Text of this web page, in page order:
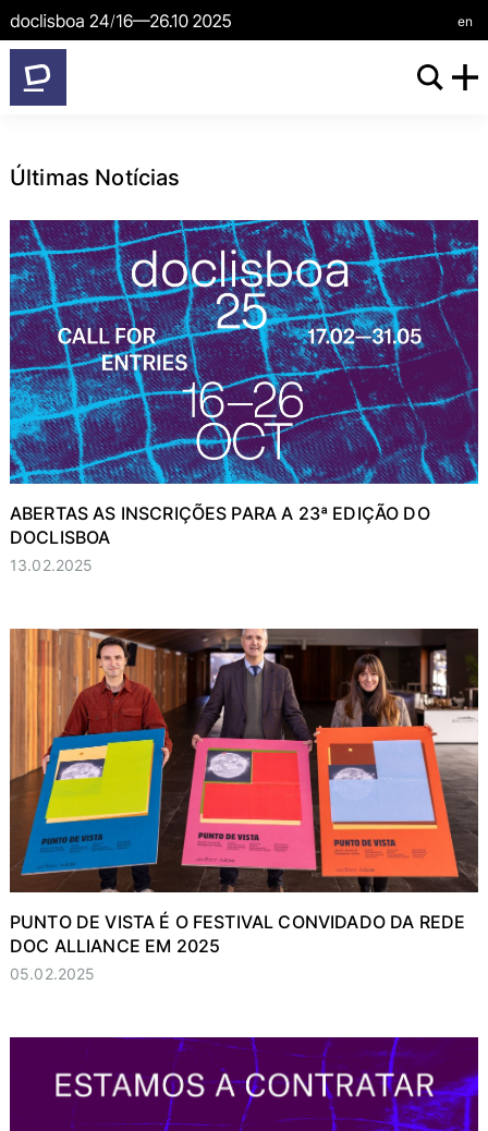
/ en
Últimas Notícias
ABERTAS AS INSCRIÇÕES PARA A 23ª EDIÇÃO DO
DOCLISBOA
13.02.2025
PUNTO DE VISTA É O FESTIVAL CONVIDADO DA REDE
DOC ALLIANCE EM 2025
05.02.2025